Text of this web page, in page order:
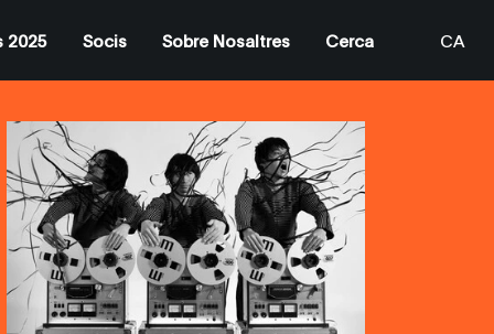
2025 Socis Sobre Nosaltres Cerca CA